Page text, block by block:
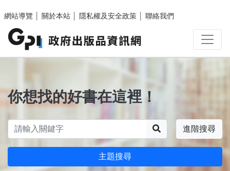
網站導覽
關於本站 隱私權及安全政策 聯絡我們
你想找的好書在這裡！
進階搜尋
主題搜尋